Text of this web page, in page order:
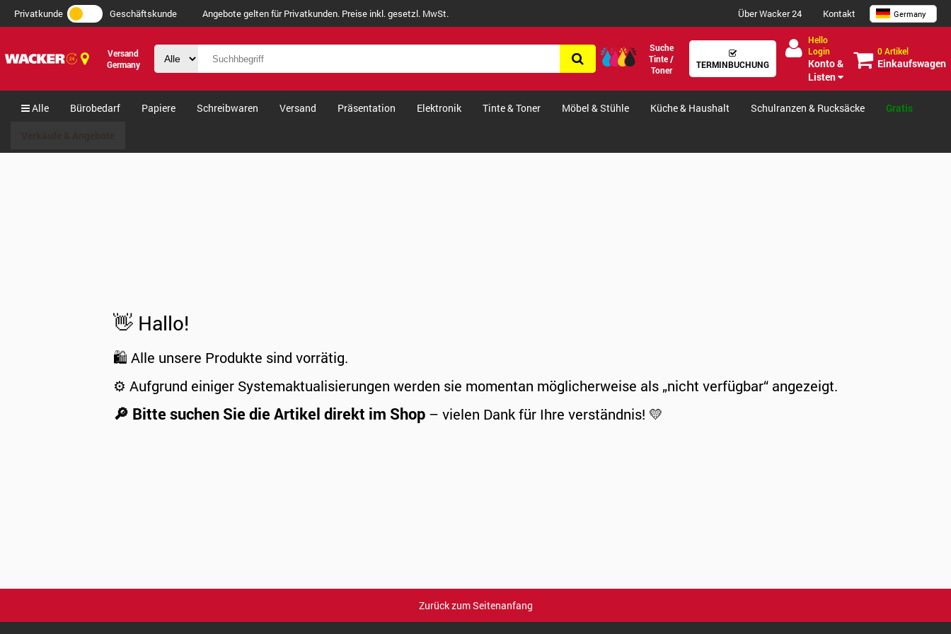
Privatkunde Geschäftskunde Angebote gelten für Privatkunden. Preise inkl. gesetzl. MwSt. Über Wacker 24 Kontakt Germany
Versand
Germany
Suche
Tinte /
Toner
TERMINBUCHUNG
Hello
Login
Konto &
Listen
0 Artikel
Einkaufswagen
Alle Bürobedarf Papiere Schreibwaren Versand Präsentation Elektronik Tinte & Toner Möbel & Stühle Küche & Haushalt Schulranzen & Rucksäcke Gratis
👋 Hallo!
🛍️ Alle unsere Produkte sind vorrätig.
⚙️ Aufgrund einiger Systemaktualisierungen werden sie momentan möglicherweise als „nicht verfügbar“ angezeigt.
🔎 Bitte suchen Sie die Artikel direkt im Shop – vielen Dank für Ihre verständnis! 💛
Zurück zum Seitenanfang